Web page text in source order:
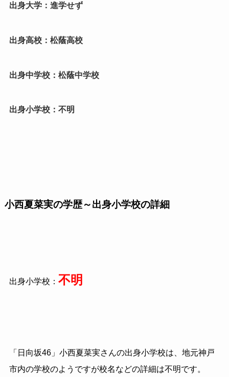
出身大学：進学せず
出身高校：松蔭高校
出身中学校：松蔭中学校
出身小学校：不明
小西夏菜実の学歴～出身小学校の詳細
出身小学校： 不明
「日向坂46」小西夏菜実さんの出身小学校は、地元神戸
市内の学校のようですが校名などの詳細は不明です。